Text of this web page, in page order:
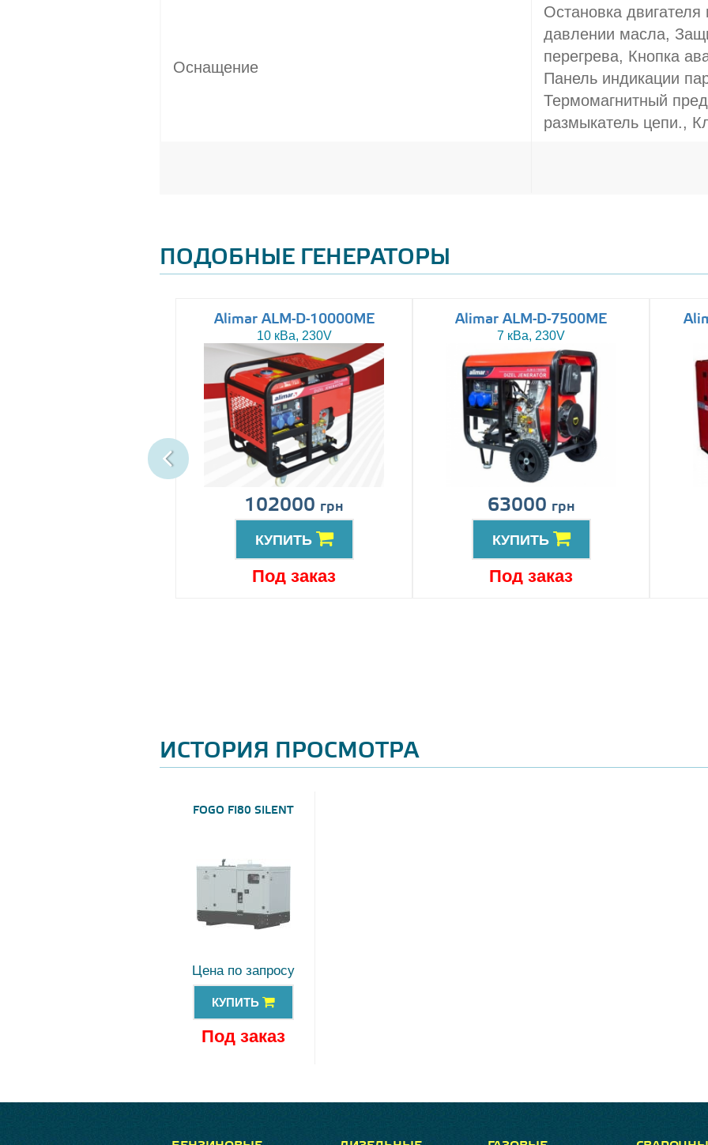
Оснащение
Остановка
давлении масла,
перегрева, Кнопка
Панель индикации
Термомагнитный
размыкатель цепи.,
ПОДОБНЫЕ ГЕНЕРАТОРЫ
Alimar ALM-D-10000ME
10 кВа, 230V
102000 грн
КУПИТЬ
Под заказ
Alimar ALM-D-7500ME
7 кВа, 230V
63000 грн
КУПИТЬ
Под заказ
ИСТОРИЯ ПРОСМОТРА
FOGO FI80 SILENT
Цена по запросу
КУПИТЬ
Под заказ